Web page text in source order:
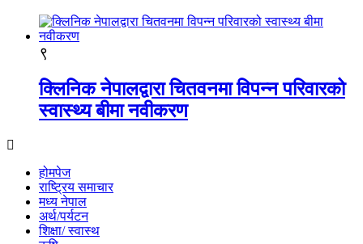
९
क्लिनिक नेपालद्वारा चितवनमा विपन्न परिवारको
स्वास्थ्य बीमा नवीकरण
होमपेज
राष्ट्रिय समाचार
मध्य नेपाल
अर्थ/पर्यटन
शिक्षा/ स्वास्थ